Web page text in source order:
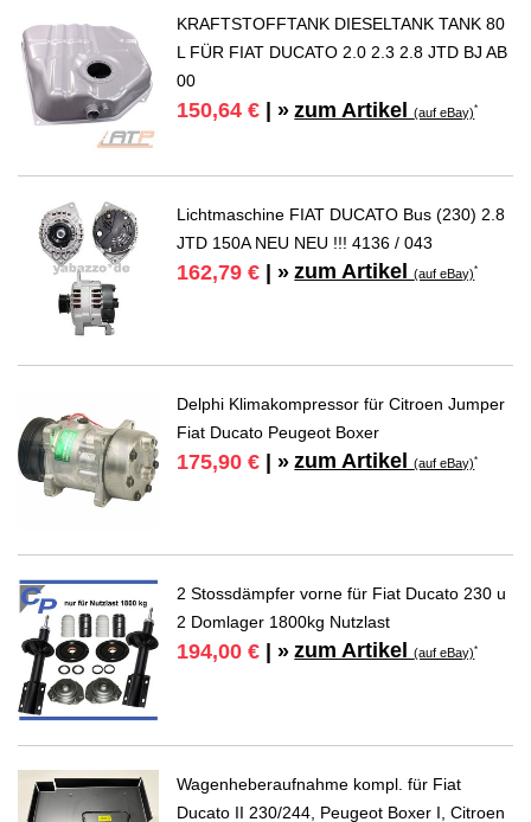
KRAFTSTOFFTANK DIESELTANK TANK 80
L FÜR FIAT DUCATO 2.0 2.3 2.8 JTD BJ AB
00
150,64 € | » zum Artikel(auf eBay)*
Lichtmaschine FIAT DUCATO Bus (230) 2.8
JTD 150A NEU NEU !!! 4136 / 043
162,79 € | » zum Artikel(auf eBay)*
Delphi Klimakompressor für Citroen Jumper
Fiat Ducato Peugeot Boxer
175,90 € | » zum Artikel(auf eBay)*
2 Stossdämpfer vorne für Fiat Ducato 230 u
2 Domlager 1800kg Nutzlast
194,00 € | » zum Artikel(auf eBay)*
Wagenheberaufnahme kompl. für Fiat
Ducato II 230/244, Peugeot Boxer I, Citroen